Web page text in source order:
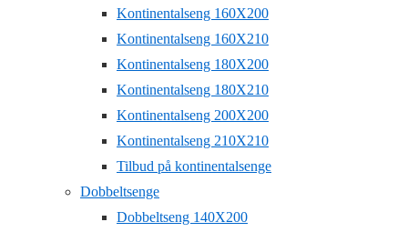
Kontinentalseng 160X200
Kontinentalseng 160X210
Kontinentalseng 180X200
Kontinentalseng 180X210
Kontinentalseng 200X200
Kontinentalseng 210X210
Tilbud på kontinentalsenge
Dobbeltsenge
Dobbeltseng 140X200